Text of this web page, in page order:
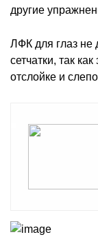
другие
ЛФК для глаз не
сетчатки, так
отслойке и